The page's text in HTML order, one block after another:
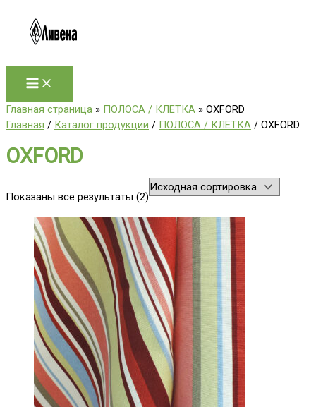
содержимому
Главная страница » ПОЛОСА / КЛЕТКА » OXFORD
Главная / Каталог продукции / ПОЛОСА / КЛЕТКА / OXFORD
OXFORD
Показаны все результаты (2)